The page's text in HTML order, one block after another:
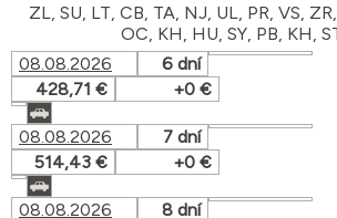
ZL, SU, LT, CB, TA, NJ, UL, PR, VS,
OC, KH, HU, SY, PB, KH,
08.08.2026
6 dní
428,71 €
+0 €
08.08.2026
7 dní
514,43 €
+0 €
08.08.2026
8 dní